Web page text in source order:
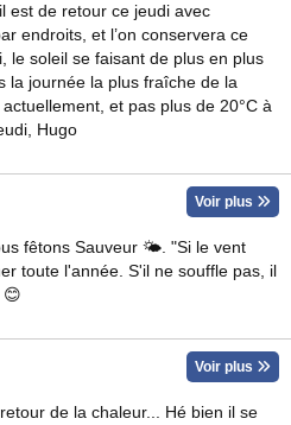
est de retour ce jeudi avec
endroits, et l’on conservera ce
le soleil se faisant de plus en plus
la journée la plus fraîche de la
et pas plus de 20°C à
Hugo
Voir plus
fêtons Sauveur 🌤. "Si le vent
toute l'année. S'il ne souffle pas, il
😊
Voir plus
de la chaleur... Hé bien il se